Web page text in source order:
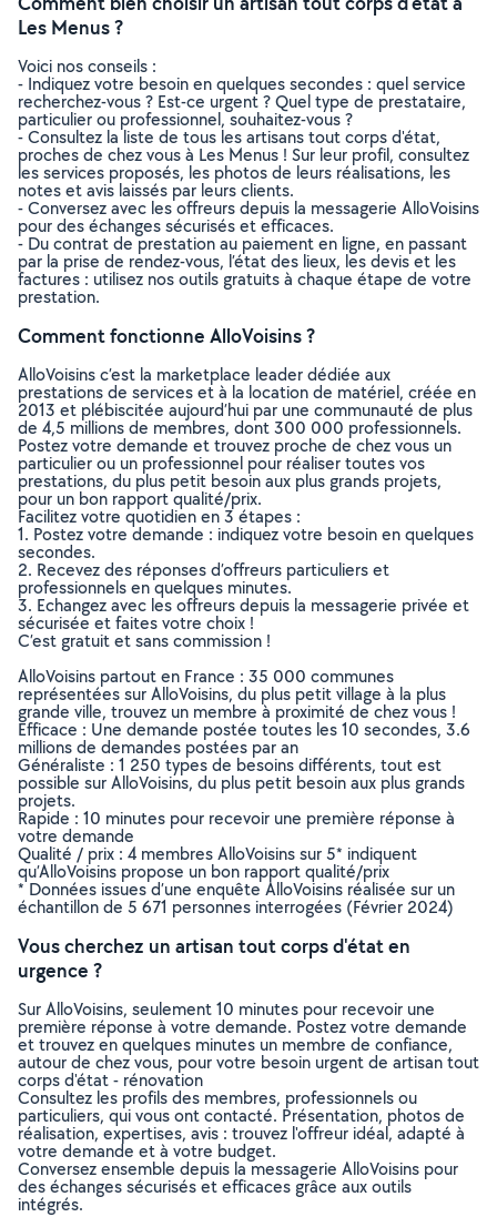
Les Menus ?
Voici nos conseils :
- Indiquez votre besoin en quelques secondes : quel service
recherchez-vous ? Est-ce urgent ? Quel type de prestataire,
particulier ou professionnel, souhaitez-vous ?
- Consultez la liste de tous les artisans tout corps d'état,
proches de chez vous à Les Menus ! Sur leur profil, consultez
les services proposés, les photos de leurs réalisations, les
notes et avis laissés par leurs clients.
- Conversez avec les offreurs depuis la messagerie AlloVoisins
pour des échanges sécurisés et efficaces.
- Du contrat de prestation au paiement en ligne, en passant
par la prise de rendez-vous, l’état des lieux, les devis et les
factures : utilisez nos outils gratuits à chaque étape de votre
prestation.
Comment fonctionne AlloVoisins ?
AlloVoisins c’est la marketplace leader dédiée aux
prestations de services et à la location de matériel, créée en
2013 et plébiscitée aujourd’hui par une communauté de plus
de 4,5 millions de membres, dont 300 000 professionnels.
Postez votre demande et trouvez proche de chez vous un
particulier ou un professionnel pour réaliser toutes vos
prestations, du plus petit besoin aux plus grands projets,
pour un bon rapport qualité/prix.
Facilitez votre quotidien en 3 étapes :
1. Postez votre demande : indiquez votre besoin en quelques
secondes.
2. Recevez des réponses d’offreurs particuliers et
professionnels en quelques minutes.
3. Echangez avec les offreurs depuis la messagerie privée et
sécurisée et faites votre choix !
C’est gratuit et sans commission !
AlloVoisins partout en France : 35 000 communes
représentées sur AlloVoisins, du plus petit village à la plus
grande ville, trouvez un membre à proximité de chez vous !
Efficace : Une demande postée toutes les 10 secondes, 3.6
millions de demandes postées par an
Généraliste : 1 250 types de besoins différents, tout est
possible sur AlloVoisins, du plus petit besoin aux plus grands
projets.
Rapide : 10 minutes pour recevoir une première réponse à
votre demande
Qualité / prix : 4 membres AlloVoisins sur 5* indiquent
qu’AlloVoisins propose un bon rapport qualité/prix
* Données issues d’une enquête AlloVoisins réalisée sur un
échantillon de 5 671 personnes interrogées (Février 2024)
Vous cherchez un artisan tout corps d'état en
urgence ?
Sur AlloVoisins, seulement 10 minutes pour recevoir une
première réponse à votre demande. Postez votre demande
et trouvez en quelques minutes un membre de confiance,
autour de chez vous, pour votre besoin urgent de artisan tout
corps d'état - rénovation
Consultez les profils des membres, professionnels ou
particuliers, qui vous ont contacté. Présentation, photos de
réalisation, expertises, avis : trouvez l'offreur idéal, adapté à
votre demande et à votre budget.
Conversez ensemble depuis la messagerie AlloVoisins pour
des échanges sécurisés et efficaces grâce aux outils
intégrés.